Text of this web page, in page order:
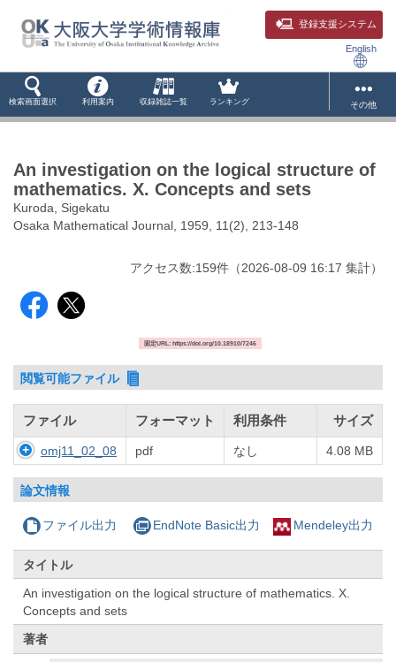
登録支援システム
English
検索画面選択 利用案内 収録雑誌一覧 ランキング その他
An investigation on the logical structure of
mathematics. X. Concepts and sets
Kuroda, Sigekatu
Osaka Mathematical Journal, 1959, 11(2), 213-148
アクセス数:159件 （2026-08-09 16:17 集計）
固定URL: https://doi.org/10.18910/7246
閲覧可能ファイル
ファイル フォーマット 利用条件 サイズ
omj11_02_08 pdf なし 4.08 MB
論文情報
ファイル出力 EndNote Basic出力 Mendeley出力
タイトル
An investigation on the logical structure of mathematics. X.
Concepts and sets
著者